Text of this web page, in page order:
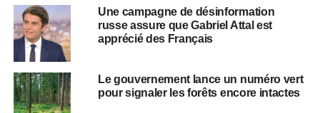
Une campagne de désinformation
russe assure que Gabriel Attal est
apprécié des Français
Le gouvernement lance un numéro vert
pour signaler les forêts encore intactes